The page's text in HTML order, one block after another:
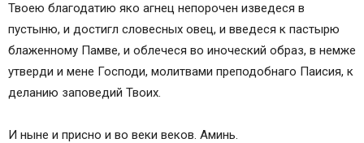
Твоею благодатию яко агнец непорочен изведеся в
пустыню, и достигл словесных овец, и введеся к пастырю
блаженному Памве, и облечеся во иноческий образ, в немже
утверди и мене Господи, молитвами преподобнаго Паисия, к
деланию заповедий Твоих.
И ныне и присно и во веки веков. Аминь.